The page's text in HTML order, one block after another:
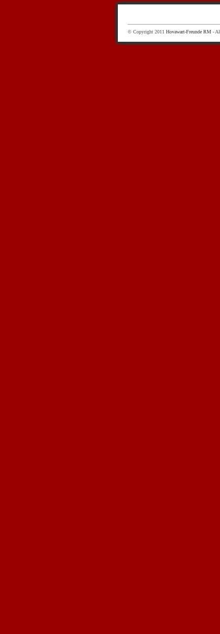
© Copyright 2011 Hovawart-Freunde RM -